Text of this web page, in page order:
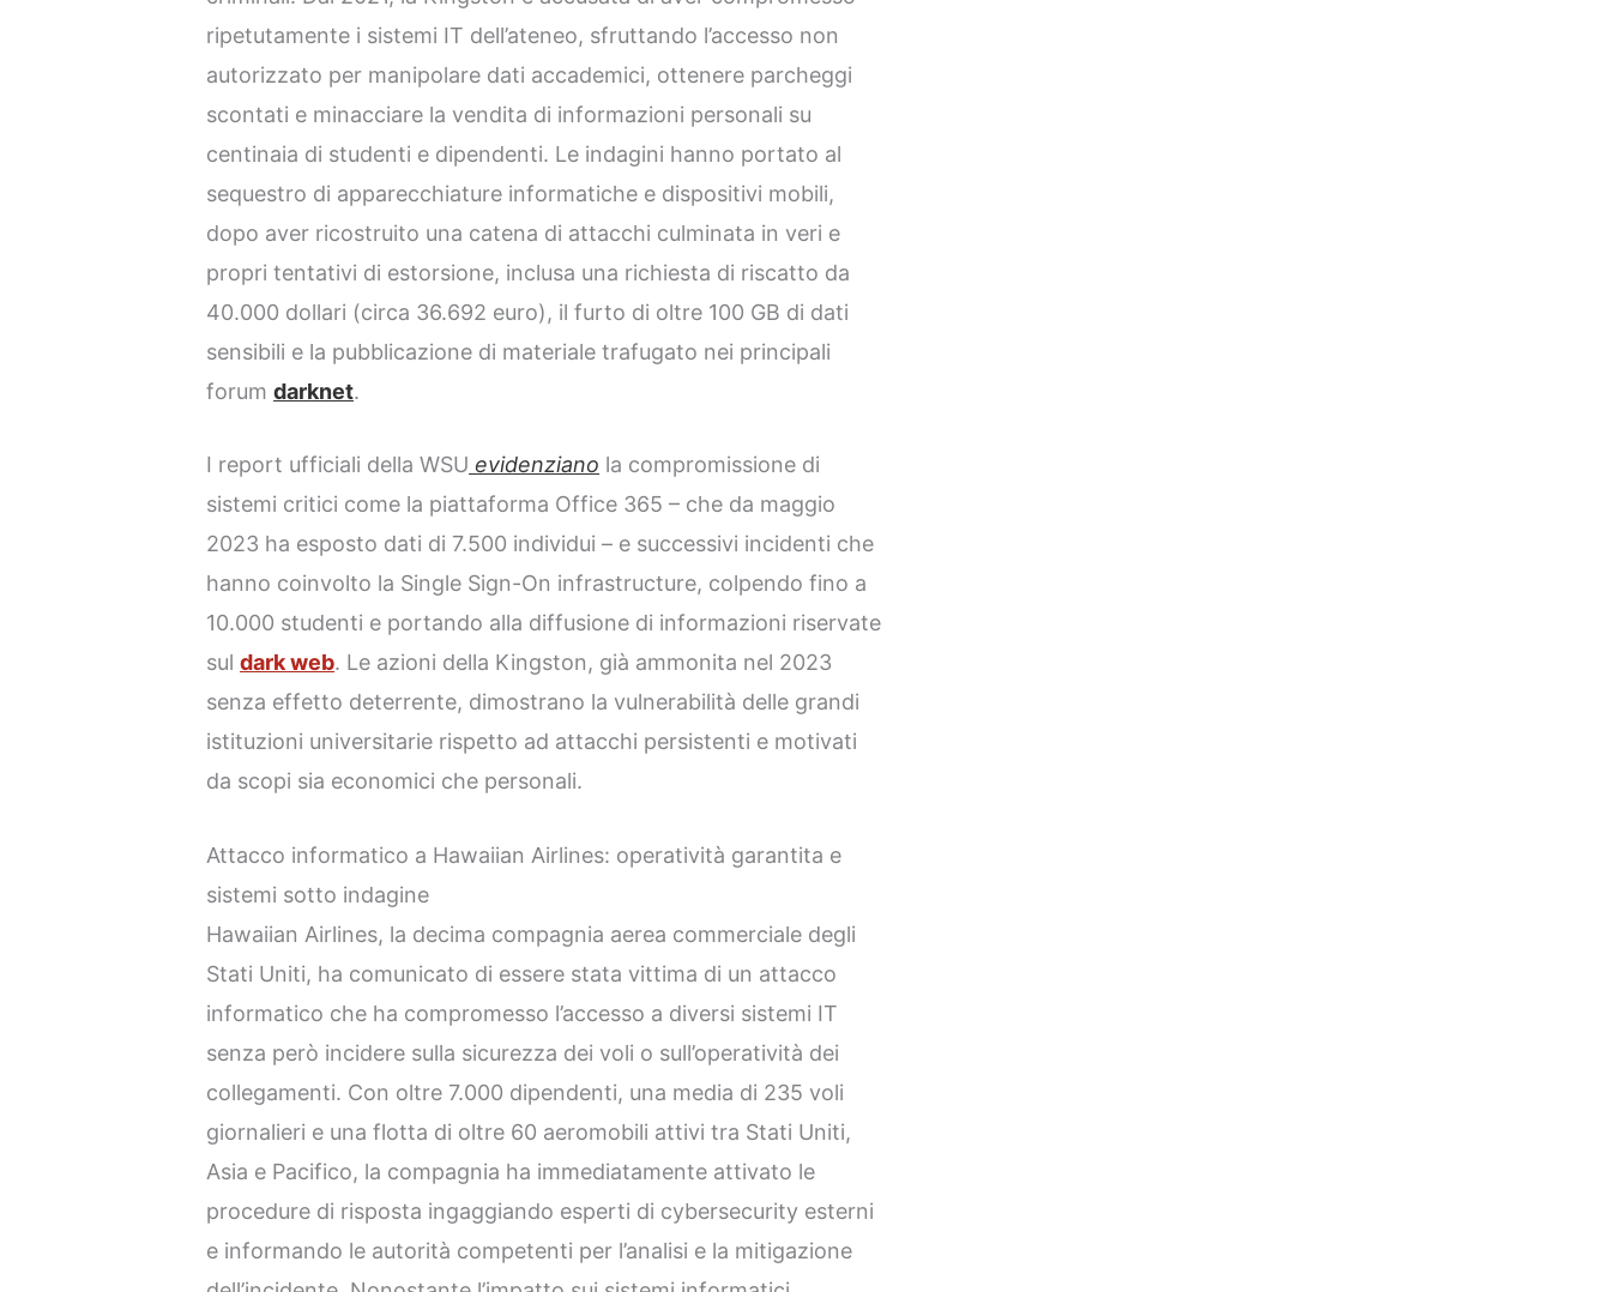
ripetutamente i sistemi IT dell’ateneo, sfruttando l’accesso non
autorizzato per manipolare dati accademici, ottenere parcheggi
scontati e minacciare la vendita di informazioni personali su
centinaia di studenti e dipendenti. Le indagini hanno portato al
sequestro di apparecchiature informatiche e dispositivi mobili,
dopo aver ricostruito una catena di attacchi culminata in veri e
propri tentativi di estorsione, inclusa una richiesta di riscatto da
40.000 dollari (circa 36.692 euro), il furto di oltre 100 GB di dati
sensibili e la pubblicazione di materiale trafugato nei principali
forumdarknet.
I report ufficiali della WSU evidenziano la compromissione di
sistemi critici come la piattaforma Office 365 – che da maggio
2023 ha esposto dati di 7.500 individui – e successivi incidenti che
hanno coinvolto la Single Sign-On infrastructure, colpendo fino a
10.000 studenti e portando alla diffusione di informazioni riservate
suldark web. Le azioni della Kingston, già ammonita nel 2023
senza effetto deterrente, dimostrano la vulnerabilità delle grandi
istituzioni universitarie rispetto ad attacchi persistenti e motivati
da scopi sia economici che personali.
Attacco informatico a Hawaiian Airlines: operatività garantita e
sistemi sotto indagine
Hawaiian Airlines, la decima compagnia aerea commerciale degli
Stati Uniti, ha comunicato di essere stata vittima di un attacco
informatico che ha compromesso l’accesso a diversi sistemi IT
senza però incidere sulla sicurezza dei voli o sull’operatività dei
collegamenti. Con oltre 7.000 dipendenti, una media di 235 voli
giornalieri e una flotta di oltre 60 aeromobili attivi tra Stati Uniti,
Asia e Pacifico, la compagnia ha immediatamente attivato le
procedure di risposta ingaggiando esperti di cybersecurity esterni
e informando le autorità competenti per l’analisi e la mitigazione